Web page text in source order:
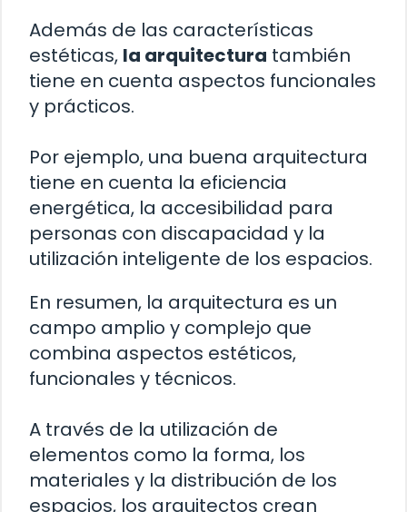
Además de las características
estéticas, la arquitectura también
tiene en cuenta aspectos funcionales
y prácticos.
Por ejemplo, una buena arquitectura
tiene en cuenta la eficiencia
energética, la accesibilidad para
personas con discapacidad y la
utilización inteligente de los espacios.
En resumen, la arquitectura es un
campo amplio y complejo que
combina aspectos estéticos,
funcionales y técnicos.
A través de la utilización de
elementos como la forma, los
materiales y la distribución de los
espacios, los arquitectos crean